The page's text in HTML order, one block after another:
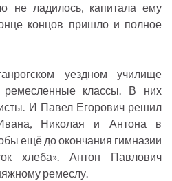
не ладилось, капитала ему
концов пришло и полное
уездном училище
ремесленные классы. В них
И Павел Егорович решил
Николая и Антона в
ещё до окончания гимназии
хлеба». Антон Павлович
ремеслу.